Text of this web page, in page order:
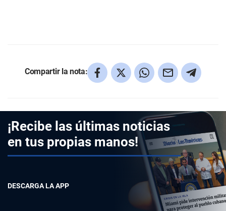
Compartir la nota:
¡Recibe las últimas noticias
en tus propias manos!
DESCARGA LA APP